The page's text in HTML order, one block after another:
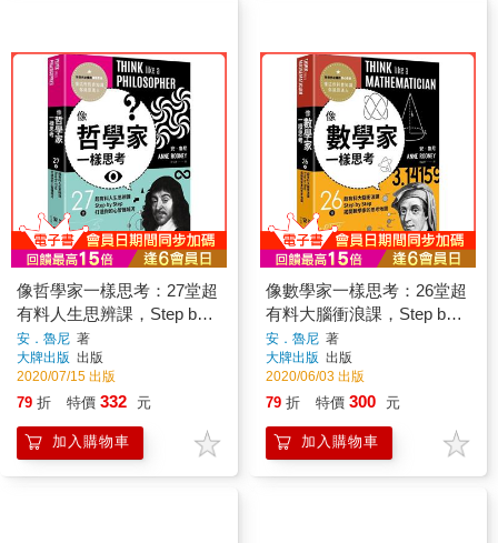
像哲學家一樣思考：27堂超
有料人生思辨課，Step by
Step打造你的心智護城河
安．魯尼 著
大牌出版 出版
2020/07/15 出版
79 折 特價 332 元
加入購物車
像數學家一樣思考：26堂超
有料大腦衝浪課，Step by
Step揭開數學家的思考地圖
安．魯尼 著
大牌出版 出版
2020/06/03 出版
79 折 特價 300 元
加入購物車